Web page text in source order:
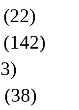
(22)
(142)
(38)